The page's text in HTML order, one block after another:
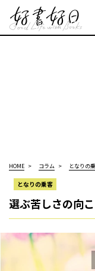
HOME コラム となりの
となりの乗客
選ぶ苦しさの向